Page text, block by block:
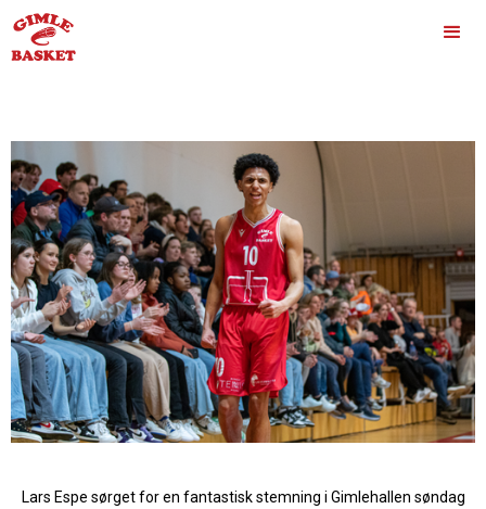
Lars Espe sørget for en fantastisk stemning i Gimlehallen søndag